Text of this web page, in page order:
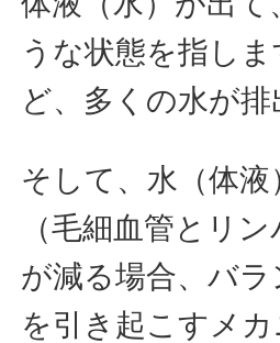
うな状態を指し
ど、多くの水が
そして、水（体
（毛細血管とリ
が減る場合、バ
を引き起こすメカ